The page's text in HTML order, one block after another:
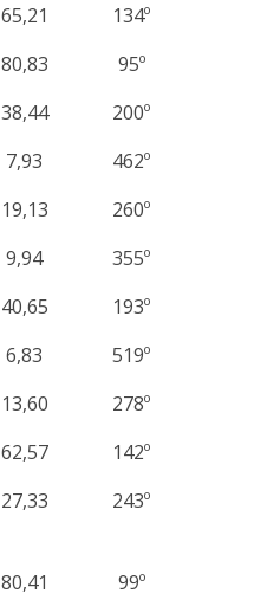
65,21
134º
80,83
95º
38,44
200º
7,93
462º
19,13
260º
9,94
355º
40,65
193º
6,83
519º
13,60
278º
62,57
142º
27,33 243º
80,41 99º